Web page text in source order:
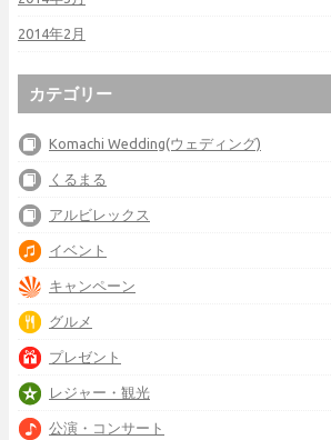
2014年2月
カテゴリー
Komachi Wedding(ウェディング)
くるまる
アルビレックス
イベント
キャンペーン
グルメ
プレゼント
レジャー・観光
公演・コンサート